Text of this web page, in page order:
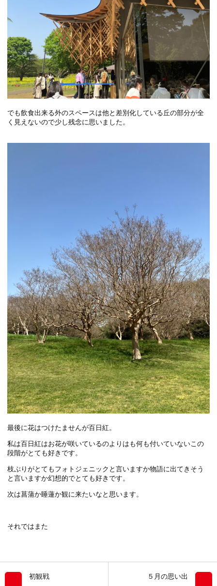
でも飲食出来る外のスペースは他と差別化している丘の部分が全
く見えないので少し残念に思いました。
最後に花はつけたませんが百日紅。
私は百日紅はお花が咲いているのよりはも何も付いていないこの
段階がとても好きです。
枝ぶりがとてもフォトジェニックと言いますか物語に出てきそう
と言いますか幻想的でとても好きです。
次は菖蒲か睡蓮か観に来たいなと思います。
それではまた
初観戦 ５月の思い出